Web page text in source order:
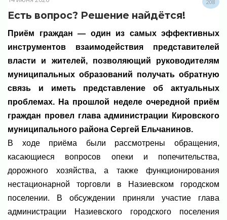
208
Есть вопрос? Решение найдётся!
Приём граждан — один из самых эффективных
инструментов взаимодействия представителей
власти и жителей, позволяющий руководителям
муниципальных образований получать обратную
связь и иметь представление об актуальных
проблемах. На прошлой неделе очередной приём
граждан провел глава администрации Кировского
муниципального района Сергей Ельчанинов.
В ходе приёма были рассмотрены обращения,
касающиеся вопросов опеки и попечительства,
дорожного хозяйства, а также функционирования
нестационарной торговли в Назиевском городском
поселении. В обсуждении приняли участие глава
администрации Назиевского городского поселения